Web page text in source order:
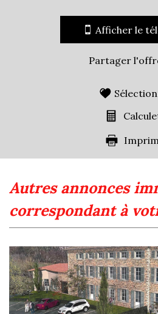
Afficher le
Partager
autres annonces immobilières
correspondant à